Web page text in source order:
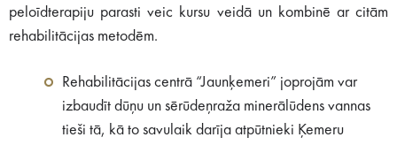
peloīdterapiju parasti veic kursu veidā un kombinē ar citām
rehabilitācijas metodēm.
Rehabilitācijas centrā “Jaunķemeri” joprojām var
izbaudīt dūņu un sērūdeņraža minerālūdens vannas
tieši tā, kā to savulaik darīja atpūtnieki Ķemeru